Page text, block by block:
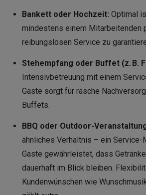
Bankett oder Hochzeit: Optimal
mindestens einem Mitarbeitenden
reibungslosen Service zu
Stehempfang oder Buffet (z. B.
Intensivbetreuung mit einem
Gäste sorgt für rasche
Buffets.
BBQ oder Outdoor-
ähnliches Verhältnis – ein Service-
Gäste gewährleistet, dass
dauerhaft im Blick bleiben.
Kundenwünschen wie